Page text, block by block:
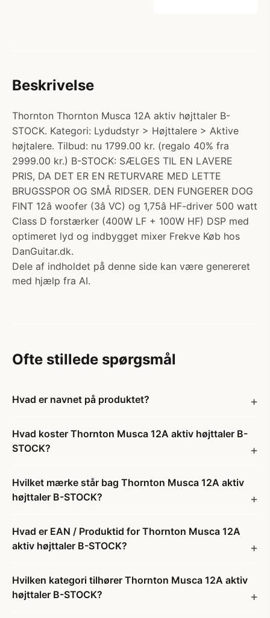
Beskrivelse
Thornton Thornton Musca 12A aktiv højttaler B-
STOCK. Kategori: Lydudstyr > Højttalere > Aktive
højtalere. Tilbud: nu 1799.00 kr. (regalo 40% fra
2999.00 kr.) B-STOCK: SÆLGES TIL EN LAVERE
PRIS, DA DET ER EN RETURVARE MED LETTE
BRUGSSPOR OG SMÅ RIDSER. DEN FUNGERER DOG
FINT 12â woofer (3â VC) og 1,75â HF-driver 500 watt
Class D forstærker (400W LF + 100W HF) DSP med
optimeret lyd og indbygget mixer Frekve Køb hos
DanGuitar.dk.
Dele af indholdet på denne side kan være genereret
med hjælp fra AI.
Ofte stillede spørgsmål
Hvad er navnet på produktet?
Hvad koster Thornton Musca 12A aktiv højttaler B-
STOCK?
Hvilket mærke står bag Thornton Musca 12A aktiv
højttaler B-STOCK?
Hvad er EAN / Produktid for Thornton Musca 12A
aktiv højttaler B-STOCK?
Hvilken kategori tilhører Thornton Musca 12A aktiv
højttaler B-STOCK?